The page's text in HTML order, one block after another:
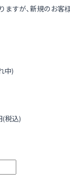
ますが、新規のお客
中)
(税込)